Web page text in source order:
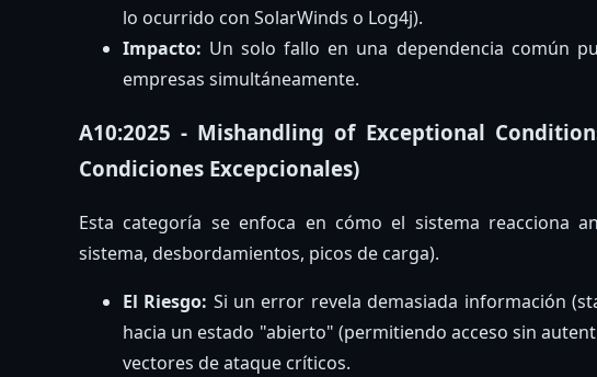
lo ocurrido con SolarWinds o Log4j).
Impacto: Un solo fallo en una dependencia común
empresas simultáneamente.
A10:2025 - Mishandling of Exceptional
Condiciones Excepcionales)
Esta categoría se enfoca en cómo el sistema reacciona
sistema, desbordamientos, picos de carga).
El Riesgo: Si un error revela demasiada información
hacia un estado "abierto" (permitiendo acceso sin
vectores de ataque críticos.